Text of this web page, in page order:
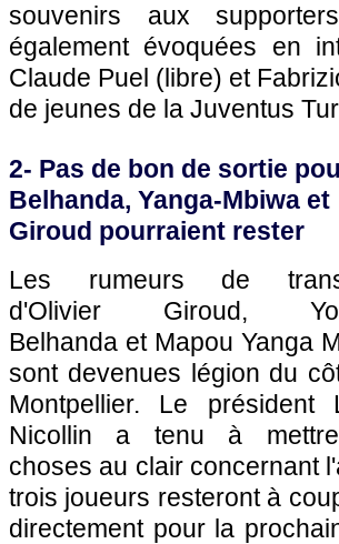
souvenirs aux
également évoquées en
Claude Puel (libre) et
de jeunes de la Juventus
2- Pas de bon de sortie
Belhanda, Yanga-Mbiwa et
Giroud pourraient rester
Les rumeurs de
d'Olivier Giroud,
Belhanda et Mapou Yanga
sont devenues légion du
Montpellier. Le président
Nicollin a tenu à
choses au clair concernant
trois joueurs resteront à
directement pour la